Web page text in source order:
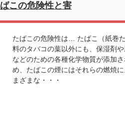
この危険性と害
たばこの危険性は… たばこ（紙巻
料のタバコの葉以外にも、保湿剤
などのための各種化学物質が添加
め、たばこの煙にはそれらの燃焼
まざまな・・・